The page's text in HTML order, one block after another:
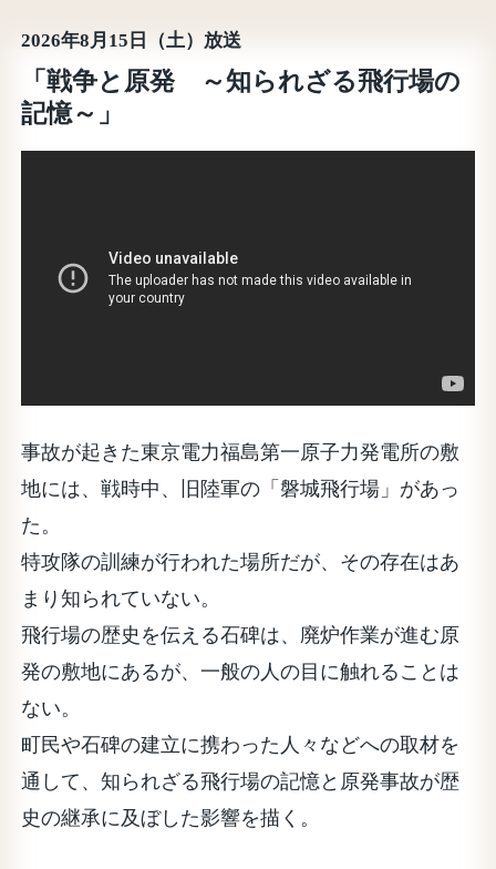
2026年8月15日（土）放送
「戦争と原発 ～知られざる飛行場の
記憶～」
事故が起きた東京電力福島第一原子力発電所の敷
地には、戦時中、旧陸軍の「磐城飛行場」があっ
た。
特攻隊の訓練が行われた場所だが、その存在はあ
まり知られていない。
飛行場の歴史を伝える石碑は、廃炉作業が進む原
発の敷地にあるが、一般の人の目に触れることは
ない。
町民や石碑の建立に携わった人々などへの取材を
通して、知られざる飛行場の記憶と原発事故が歴
史の継承に及ぼした影響を描く。